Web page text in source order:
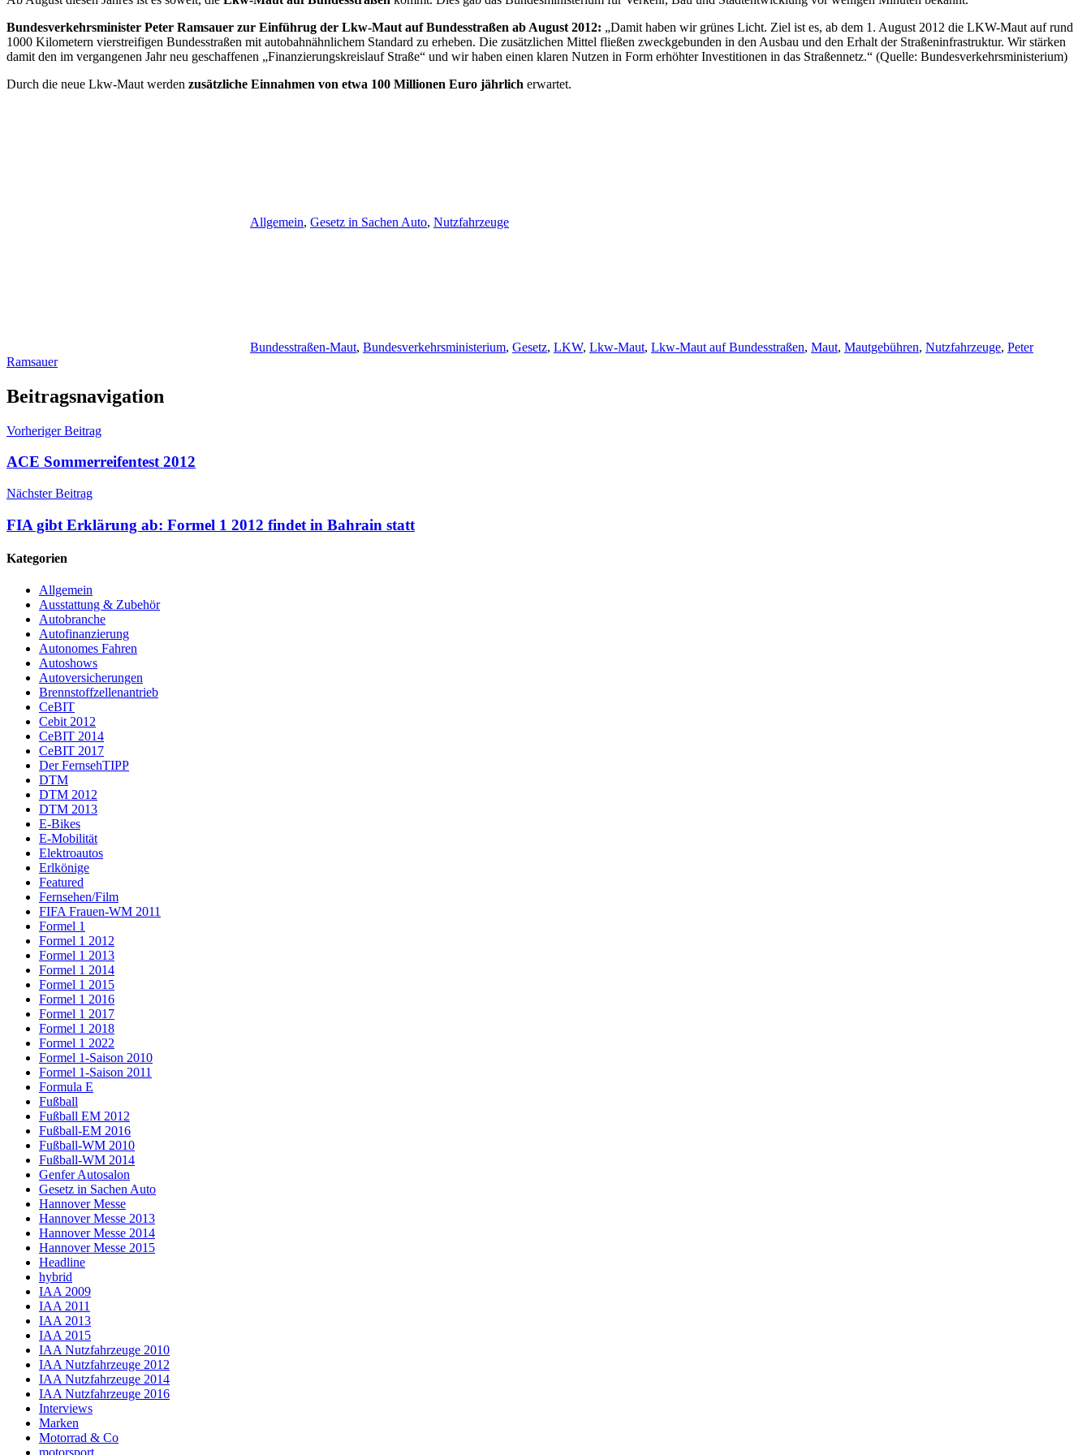
Bundesverkehrsminister Peter Ramsauer zur Einführug der Lkw-Maut auf Bundesstraßen ab August 2012: „Damit haben wir grünes Licht. Ziel ist es, ab dem 1. August 2012 die LKW-Maut auf rund
1000 Kilometern vierstreifigen Bundesstraßen mit autobahnähnlichem Standard zu erheben. Die zusätzlichen Mittel fließen zweckgebunden in den Ausbau und den Erhalt der Straßeninfrastruktur. Wir stärken
damit den im vergangenen Jahr neu geschaffenen „Finanzierungskreislauf Straße“ und wir haben einen klaren Nutzen in Form erhöhter Investitionen in das Straßennetz.“ (Quelle: Bundesverkehrsministerium)
Durch die neue Lkw-Maut werden zusätzliche Einnahmen von etwa 100 Millionen Euro jährlich erwartet.
Allgemein, Gesetz in Sachen Auto, Nutzfahrzeuge
Bundesstraßen-Maut, Bundesverkehrsministerium, Gesetz, LKW, Lkw-Maut, Lkw-Maut auf Bundesstraßen, Maut, Mautgebühren, Nutzfahrzeuge, Peter
Ramsauer
Beitragsnavigation
Vorheriger Beitrag
ACE Sommerreifentest 2012
Nächster Beitrag
FIA gibt Erklärung ab: Formel 1 2012 findet in Bahrain statt
Kategorien
Allgemein
Ausstattung & Zubehör
Autobranche
Autofinanzierung
Autonomes Fahren
Autoshows
Autoversicherungen
Brennstoffzellenantrieb
CeBIT
Cebit 2012
CeBIT 2014
CeBIT 2017
Der FernsehTIPP
DTM
DTM 2012
DTM 2013
E-Bikes
E-Mobilität
Elektroautos
Erlkönige
Featured
Fernsehen/Film
FIFA Frauen-WM 2011
Formel 1
Formel 1 2012
Formel 1 2013
Formel 1 2014
Formel 1 2015
Formel 1 2016
Formel 1 2017
Formel 1 2018
Formel 1 2022
Formel 1-Saison 2010
Formel 1-Saison 2011
Formula E
Fußball
Fußball EM 2012
Fußball-EM 2016
Fußball-WM 2010
Fußball-WM 2014
Genfer Autosalon
Gesetz in Sachen Auto
Hannover Messe
Hannover Messe 2013
Hannover Messe 2014
Hannover Messe 2015
Headline
hybrid
IAA 2009
IAA 2011
IAA 2013
IAA 2015
IAA Nutzfahrzeuge 2010
IAA Nutzfahrzeuge 2012
IAA Nutzfahrzeuge 2014
IAA Nutzfahrzeuge 2016
Interviews
Marken
Motorrad & Co